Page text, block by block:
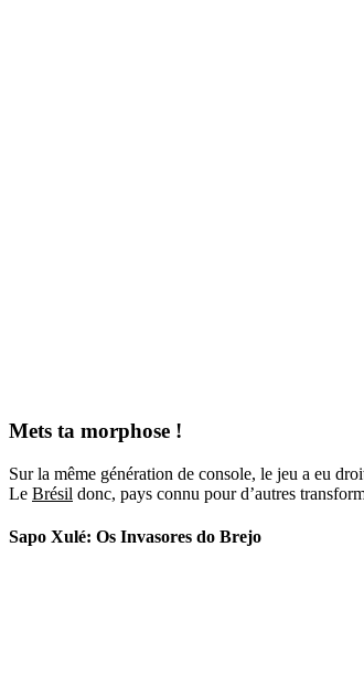
Mets ta morphose !
Sur la même génération de console, le jeu a eu
Le Brésil donc, pays connu pour d’autres
Sapo Xulé: Os Invasores do Brejo